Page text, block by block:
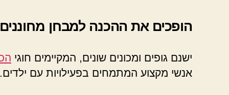
הופכים את ההכנה למבחן
ישנם גופים ומכונים שונים, המקיימים חוגי
אנשי מקצוע המתמחים בפעילויות עם ילדים.